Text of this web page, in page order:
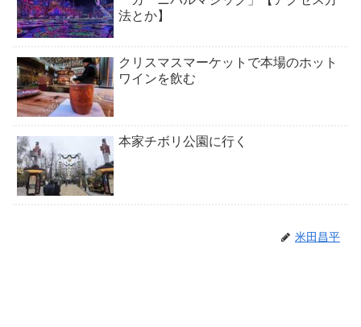
法とか】
クリスマスマーケットで本場のホット
ワインを飲む
本家チボリ公園に行く
米田昌平